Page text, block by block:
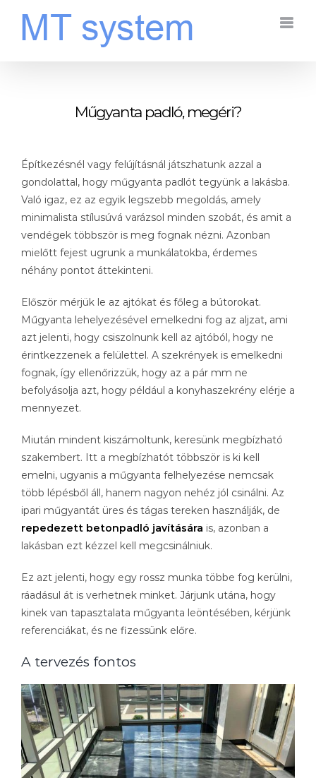
Műgyanta padló, megéri?
Építkezésnél vagy felújításnál játszhatunk azzal a
gondolattal, hogy műgyanta padlót tegyünk a lakásba.
Való igaz, ez az egyik legszebb megoldás, amely
minimalista stílusúvá varázsol minden szobát, és amit a
vendégek többször is meg fognak nézni. Azonban
mielőtt fejest ugrunk a munkálatokba, érdemes
néhány pontot áttekinteni.
Először mérjük le az ajtókat és főleg a bútorokat.
Műgyanta lehelyezésével emelkedni fog az aljzat, ami
azt jelenti, hogy csiszolnunk kell az ajtóból, hogy ne
érintkezzenek a felülettel. A szekrények is emelkedni
fognak, így ellenőrizzük, hogy az a pár mm ne
befolyásolja azt, hogy például a konyhaszekrény elérje a
mennyezet.
Miután mindent kiszámoltunk, keresünk megbízható
szakembert. Itt a megbízhatót többször is ki kell
emelni, ugyanis a műgyanta felhelyezése nemcsak
több lépésből áll, hanem nagyon nehéz jól csinálni. Az
ipari műgyantát üres és tágas tereken használják, de
repedezett betonpadló javítására is, azonban a
lakásban ezt kézzel kell megcsinálniuk.
Ez azt jelenti, hogy egy rossz munka többe fog kerülni,
ráadásul át is verhetnek minket. Járjunk utána, hogy
kinek van tapasztalata műgyanta leöntésében, kérjünk
referenciákat, és ne fizessünk előre.
A tervezés fontos